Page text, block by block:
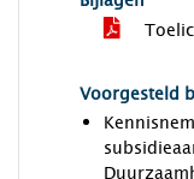
Voorgesteld